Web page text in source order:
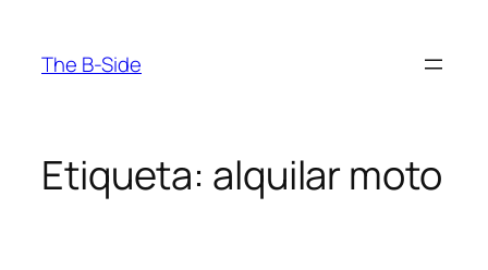
contenido
The B-Side
Etiqueta: alquilar moto